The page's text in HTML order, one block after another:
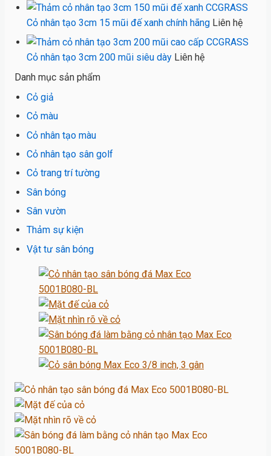
Cỏ nhân tạo 3cm 15 mũi đế xanh chính hãng Liên hệ
Cỏ nhân tạo 3cm 200 mũi siêu dày Liên hệ
Danh mục sản phẩm
Cỏ giả
Cỏ màu
Cỏ nhân tạo màu
Cỏ nhân tạo sân golf
Cỏ trang trí tường
Sân bóng
Sân vườn
Thảm sự kiện
Vật tư sân bóng